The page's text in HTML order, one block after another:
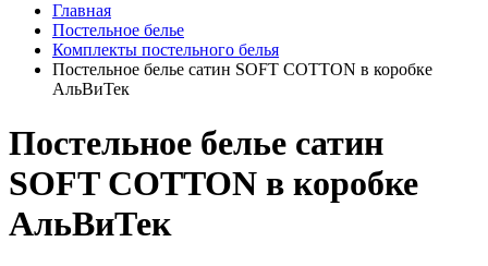
Главная
Постельное белье
Комплекты постельного белья
Постельное белье сатин SOFT COTTON в коробке
АльВиТек
Постельное белье сатин
SOFT COTTON в коробке
АльВиТек